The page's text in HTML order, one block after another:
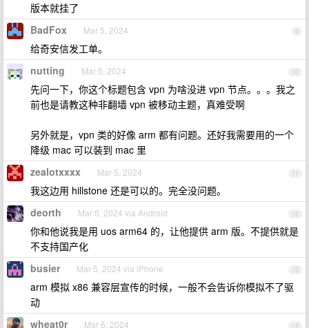
版本就挂了
9
BadFox Mar 5, 2024
给奇安信发工单。
10
nutting Mar 5, 2024
先问一下，你这个标题包含 vpn 为啥没进 vpn 节点。。。我之
前也是请教这种非翻墙 vpn 被移动主题，真难受啊
另外就是，vpn 类的好像 arm 都有问题。还好我需要用的一个
降级 mac 可以装到 mac 里
11
zealotxxxx Mar 5, 2024
我这边用 hillstone 还是可以的。完全没问题。
12
deorth Mar 5, 2024 via Android
你和他说我是用 uos arm64 的，让他提供 arm 版。不提供就是
不支持国产化
13
busier Mar 5, 2024 via iPhone
arm 模拟 x86 兼容层宣传的时候，一般不会告诉你模拟不了驱
动
14
wheat0r Mar 6, 2024